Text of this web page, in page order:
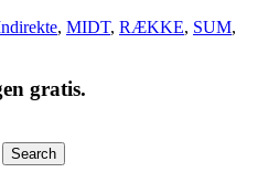
, MIDT, RÆKKE, SUM,
gratis.